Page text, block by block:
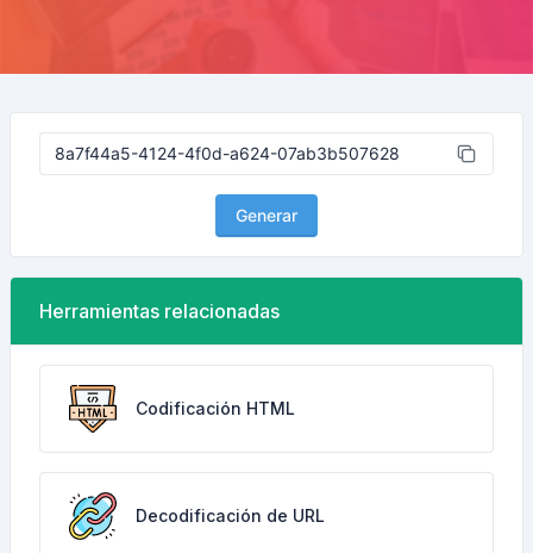
Generar
Herramientas relacionadas
Codificación HTML
Decodificación de URL